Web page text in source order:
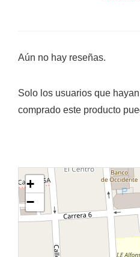
Aún no hay reseñas.
Solo los usuarios que
comprado este producto
+
−